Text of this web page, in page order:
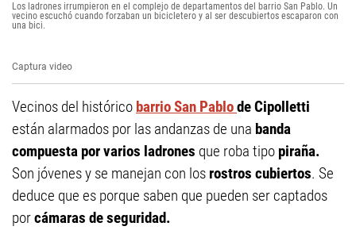
Los ladrones irrumpieron en el complejo de departamentos del barrio San Pablo. Un
vecino escuchó cuando forzaban un bicicletero y al ser descubiertos escaparon con
una bici.
Captura video
Vecinos del histórico barrio San Pablode Cipolletti
están alarmados por las andanzas de una banda
compuesta por varios ladrones que roba tipo piraña.
Son jóvenes y se manejan con los rostros cubiertos. Se
deduce que es porque saben que pueden ser captados
porcámaras de seguridad.